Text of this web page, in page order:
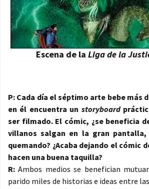
Escena de la Liga de la
P: Cada día el séptimo arte bebe más
en él encuentra un storyboard
ser filmado. El cómic, ¿se beneficia
villanos salgan en la gran
quemando? ¿Acaba dejando el cómic
hacen una buena taquilla?
R: Ambos medios se benefician
parido miles de historias e ideas entre